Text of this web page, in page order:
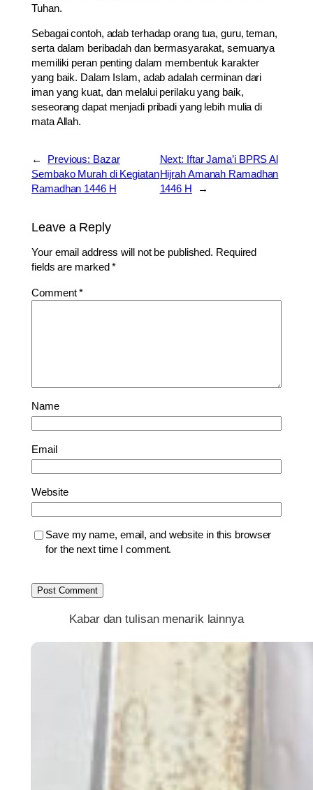
Tuhan.
Sebagai contoh, adab terhadap orang tua, guru, teman,
serta dalam beribadah dan bermasyarakat, semuanya
memiliki peran penting dalam membentuk karakter
yang baik. Dalam Islam, adab adalah cerminan dari
iman yang kuat, dan melalui perilaku yang baik,
seseorang dapat menjadi pribadi yang lebih mulia di
mata Allah.
← Previous: Bazar
Sembako Murah di Kegiatan
Ramadhan 1446 H
Next: Iftar Jama’i BPRS Al
Hijrah Amanah Ramadhan
1446 H
→
Leave a Reply
Your email address will not be published. Required
fields are marked*
Comment*
Name
Email
Website
Save my name, email, and website in this browser
for the next time I comment.
Kabar dan tulisan menarik lainnya